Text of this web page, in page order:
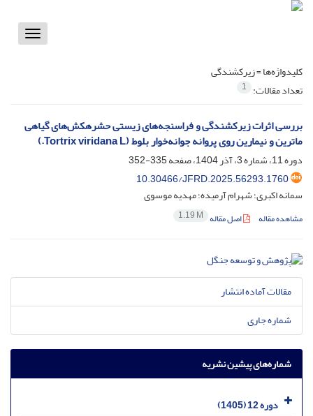
Toggle
کلیدواژه‌ها =زیر‌کشندگی
تعداد مقالات: 1
بررسی اثرات زیرکشندگی و فراسنجه‌های زیستی حشره‏کش‌های گیاهی
ماترین و نیمارین روی پروانه جوانه‌خوار بلوط (Tortrix viridana L.)
دوره 11، شماره 3، آذر 1404، صفحه
335-352
10.30466/JFRD.2025.56293.1760
سمانه اکبری؛ شهرام آرمیده؛ مهدیه موسوی
مشاهده مقاله اصل مقاله 1.19 M
مقالات آماده انتشار
شماره جاری
شماره‌های پیشین نشریه
دوره 12 (1405)